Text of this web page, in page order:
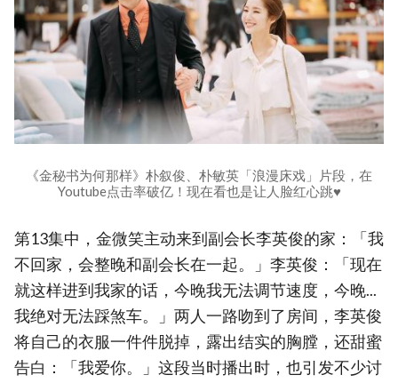
《金秘书为何那样》朴叙俊、朴敏英「浪漫床戏」片段，在
Youtube点击率破亿！现在看也是让人脸红心跳♥
第13集中，金微笑主动来到副会长李英俊的家：「我
不回家，会整晚和副会长在一起。」李英俊：「现在
就这样进到我家的话，今晚我无法调节速度，今晚...
我绝对无法踩煞车。」两人一路吻到了房间，李英俊
将自己的衣服一件件脱掉，露出结实的胸膛，还甜蜜
告白：「我爱你。」这段当时播出时，也引发不少讨